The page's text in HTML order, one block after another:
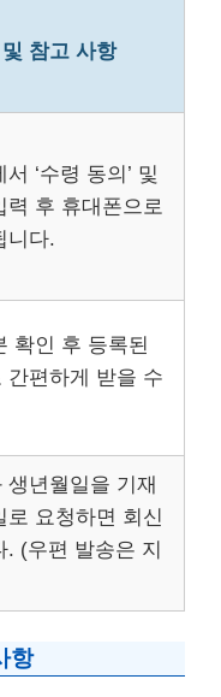
참고 사항
‘수령 동의’ 및
력 후 휴대폰으로
니다.
확인 후 등록된
간편하게 받을 수
생년월일을 기재
로 요청하면 회신
. (우편 발송은 지
항